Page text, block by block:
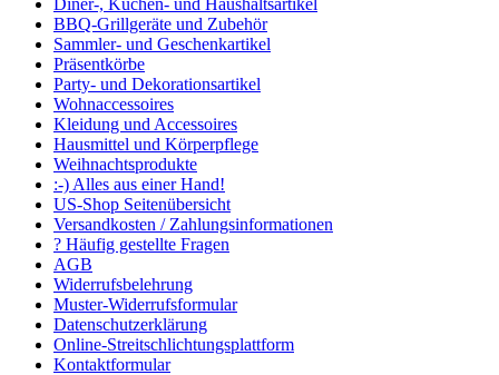
BBQ-Grillgeräte und Zubehör
Sammler- und Geschenkartikel
Präsentkörbe
Party- und Dekorationsartikel
Wohnaccessoires
Kleidung und Accessoires
Hausmittel und Körperpflege
Weihnachtsprodukte
:-) Alles aus einer Hand!
US-Shop Seitenübersicht
Versandkosten / Zahlungsinformationen
? Häufig gestellte Fragen
AGB
Widerrufsbelehrung
Muster-Widerrufsformular
Datenschutzerklärung
Online-Streitschlichtungsplattform
Kontaktformular